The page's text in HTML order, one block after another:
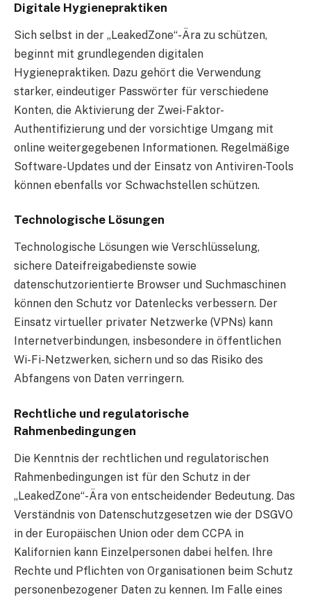
Digitale Hygienepraktiken
Sich selbst in der „LeakedZone“-Ära zu schützen,
beginnt mit grundlegenden digitalen
Hygienepraktiken. Dazu gehört die Verwendung
starker, eindeutiger Passwörter für verschiedene
Konten, die Aktivierung der Zwei-Faktor-
Authentifizierung und der vorsichtige Umgang mit
online weitergegebenen Informationen. Regelmäßige
Software-Updates und der Einsatz von Antiviren-Tools
können ebenfalls vor Schwachstellen schützen.
Technologische Lösungen
Technologische Lösungen wie Verschlüsselung,
sichere Dateifreigabedienste sowie
datenschutzorientierte Browser und Suchmaschinen
können den Schutz vor Datenlecks verbessern. Der
Einsatz virtueller privater Netzwerke (VPNs) kann
Internetverbindungen, insbesondere in öffentlichen
Wi-Fi-Netzwerken, sichern und so das Risiko des
Abfangens von Daten verringern.
Rechtliche und regulatorische
Rahmenbedingungen
Die Kenntnis der rechtlichen und regulatorischen
Rahmenbedingungen ist für den Schutz in der
„LeakedZone“-Ära von entscheidender Bedeutung. Das
Verständnis von Datenschutzgesetzen wie der DSGVO
in der Europäischen Union oder dem CCPA in
Kalifornien kann Einzelpersonen dabei helfen. Ihre
Rechte und Pflichten von Organisationen beim Schutz
personenbezogener Daten zu kennen. Im Falle eines